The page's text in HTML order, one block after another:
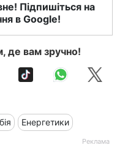
Підпишіться на
в Google!
де вам зручно!
Енергетики